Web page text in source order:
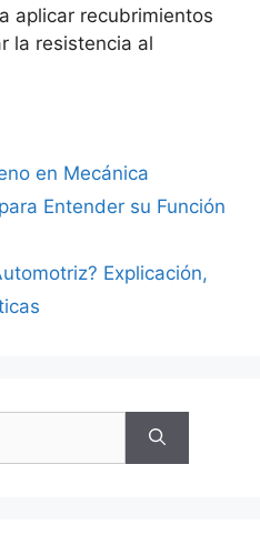
aplicar recubrimientos
la resistencia al
en Mecánica
Entender su Función
Explicación,